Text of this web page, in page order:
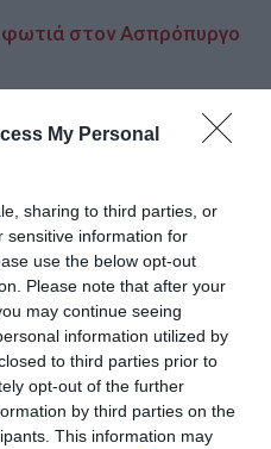
My Personal
sharing to third parties, or
sensitive information for
use the below opt-out
Please note that after your
may continue seeing
information utilized by
to third parties prior to
opt-out of the further
by third parties on the
This information may
στον Ασπρόπυργο
το Lykavitos.gr
όλες τις
και οι 27 πόλεις λόγω